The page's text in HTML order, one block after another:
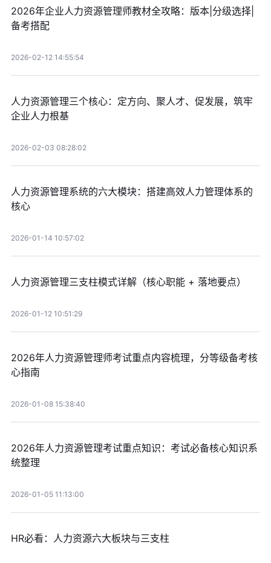
2026年企业人力资源管理师教材全攻略：版本|分级选择|
备考搭配
2026-02-12 14:55:54
人力资源管理三个核心：定方向、聚人才、促发展，筑牢
企业人力根基
2026-02-03 08:28:02
人力资源管理系统的六大模块：搭建高效人力管理体系的
核心
2026-01-14 10:57:02
人力资源管理三支柱模式详解（核心职能 + 落地要点）
2026-01-12 10:51:29
2026年人力资源管理师考试重点内容梳理，分等级备考核
心指南
2026-01-08 15:38:40
2026年人力资源管理考试重点知识：考试必备核心知识系
统整理
2026-01-05 11:13:00
HR必看：人力资源六大板块与三支柱